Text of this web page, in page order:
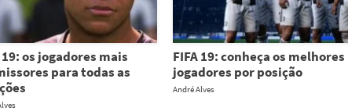
19: os jogadores mais
para todas as
FIFA 19: conheça os melhores
jogadores por posição
André Alves